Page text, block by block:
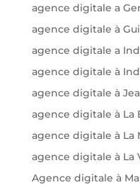
agence digitale a
agence digitale à
agence digitale a
agence digitale à
agence digitale à
agence digitale à La
agence digitale à La
agence digitale à La
Agence digitale à